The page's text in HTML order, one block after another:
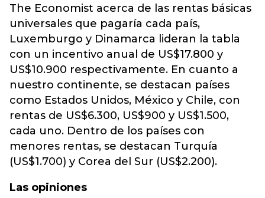
The Economist acerca de las rentas básicas
universales que pagaría cada país,
Luxemburgo y Dinamarca lideran la tabla
con un incentivo anual de US$17.800 y
US$10.900 respectivamente. En cuanto a
nuestro continente, se destacan países
como Estados Unidos, México y Chile, con
rentas de US$6.300, US$900 y US$1.500,
cada uno. Dentro de los países con
menores rentas, se destacan Turquía
(US$1.700) y Corea del Sur (US$2.200).
Las opiniones